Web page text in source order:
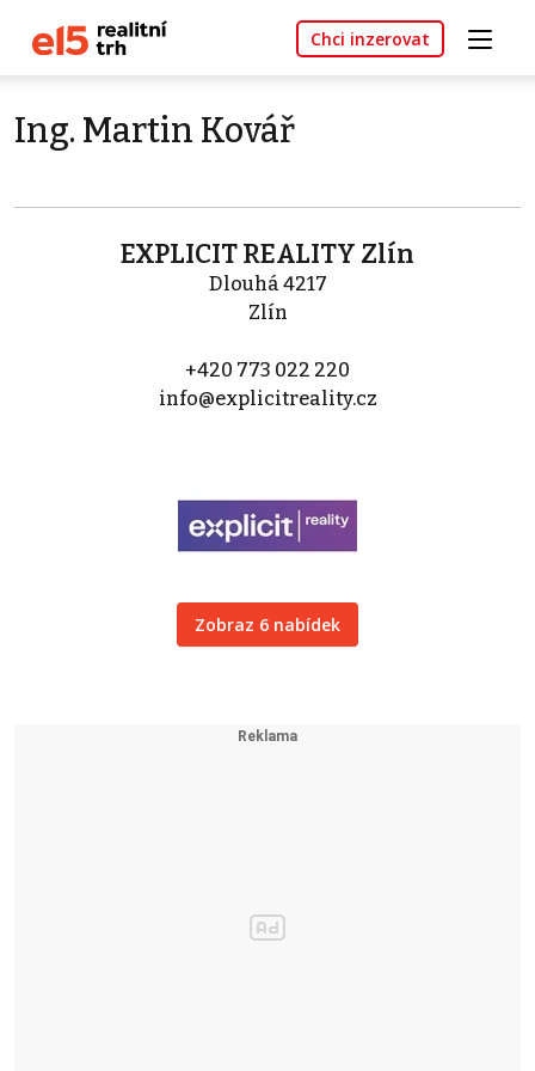
Chci inzerovat
Ing. Martin Kovář
EXPLICIT REALITY Zlín
Dlouhá 4217
Zlín
+420 773 022 220
info@explicitreality.cz
Zobraz 6 nabídek